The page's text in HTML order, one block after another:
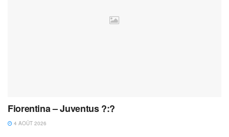
Fiorentina – Juventus ?:?
4 AOÛT 2026